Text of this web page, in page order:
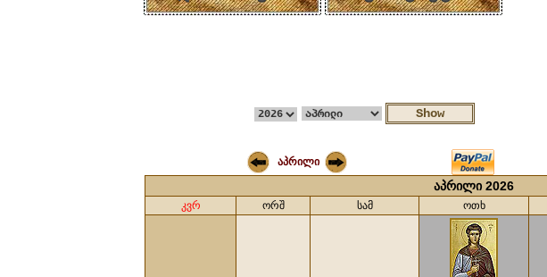
აპრილი
აპრილი 2026
კვრ ორშ სამ ოთხ